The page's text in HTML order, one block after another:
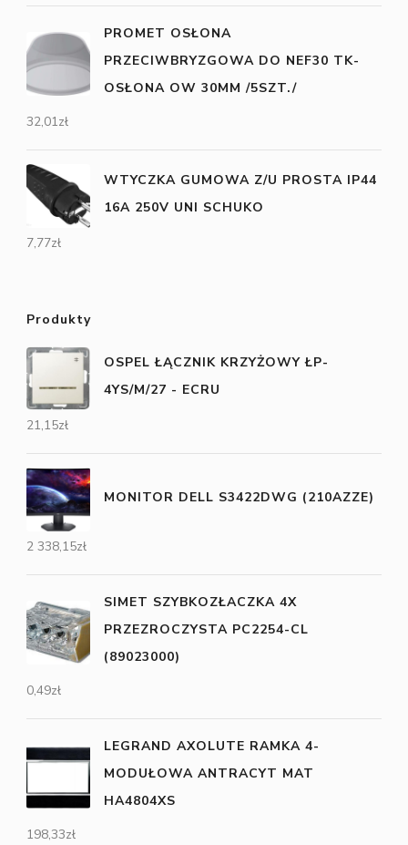
PROMET OSŁONA
PRZECIWBRYZGOWA DO NEF30 TK-
OSŁONA OW 30MM /5SZT./
32,01zł
WTYCZKA GUMOWA Z/U PROSTA IP44
16A 250V UNI SCHUKO
7,77zł
Produkty
OSPEL ŁĄCZNIK KRZYŻOWY ŁP-
4YS/M/27 - ECRU
21,15zł
MONITOR DELL S3422DWG (210AZZE)
2 338,15zł
SIMET SZYBKOZŁACZKA 4X
PRZEZROCZYSTA PC2254-CL
(89023000)
0,49zł
LEGRAND AXOLUTE RAMKA 4-
MODUŁOWA ANTRACYT MAT
HA4804XS
198,33zł